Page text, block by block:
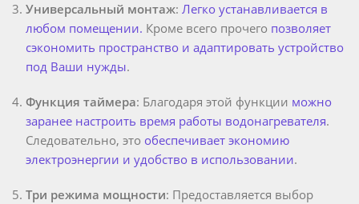
Универсальный монтаж: Легко устанавливается в
любом помещении. Кроме всего прочего позволяет
сэкономить пространство и адаптировать устройство
под Ваши нужды.
Функция таймера: Благодаря этой функции можно
заранее настроить время работы водонагревателя.
Следовательно, это обеспечивает экономию
электроэнергии и удобство в использовании.
Три режима мощности: Предоставляется выбор